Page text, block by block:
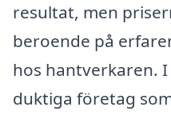
resultat, men
beroende på
hos hantverkaren.
duktiga företag